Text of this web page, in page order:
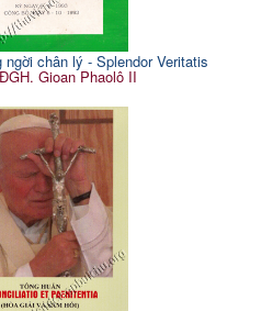
ngời chân lý - Splendor Veritatis
ĐGH. Gioan Phaolô II